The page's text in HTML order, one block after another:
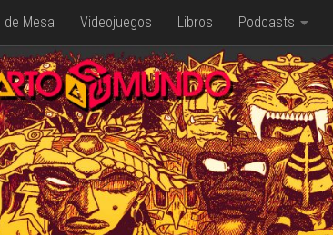
de Mesa Videojuegos Libros Podcasts